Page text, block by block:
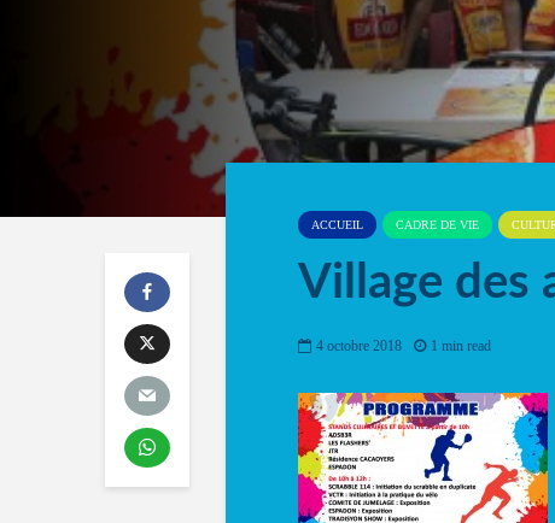
ACCUEIL CADRE DE VIE
Village des
4 octobre 2018 1 min read